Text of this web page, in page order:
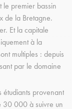
le premier bassin
de la Bretagne.
Et la capitale
à la
multiples : depuis
par le domaine
étudiants provenant
30 000 à suivre un